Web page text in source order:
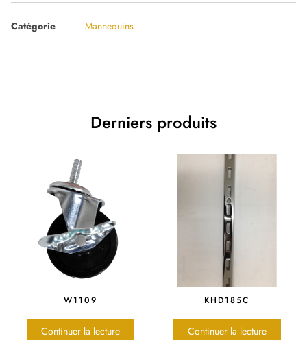
Catégorie Mannequins
Derniers produits
W1109
Continuer la lecture
KHD185C
Continuer la lecture